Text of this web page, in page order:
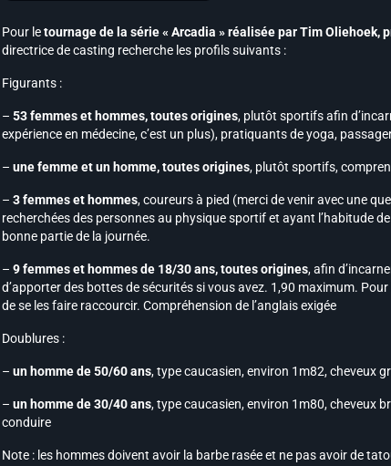
Pour letournage de la série « Arcadia » réalisée par Tim Oliehoek,
directrice de casting recherche les profils suivants :
Figurants :
– 53 femmes et hommes, toutes origines, plutôt sportifs afin
expérience en médecine, c’est un plus), pratiquants de yoga,
– une femme et un homme, toutes origines, plutôt sportifs,
– 3 femmes et hommes, coureurs à pied (merci de venir avec une
recherchées des personnes au physique sportif et ayant l’habitude
bonne partie de la journée.
– 9 femmes et hommes de 18/30 ans, toutes origines, afin
d’apporter des bottes de sécurités si vous avez. 1,90 maximum.
de se les faire raccourcir. Compréhension de l’anglais exigée
Doublures :
– un homme de 50/60 ans, type caucasien, environ 1m82, cheveux
– un homme de 30/40 ans, type caucasien, environ 1m80, cheveux
conduire
Note : les hommes doivent avoir la barbe rasée et ne pas avoir de